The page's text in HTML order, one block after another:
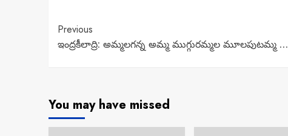
Continue
Reading
Previous
ఇంద్రకీలాద్రి: అమ్మలగన్న అమ్మ ముగ్గురమ్మల మూలపుటమ్మ …
You may have missed